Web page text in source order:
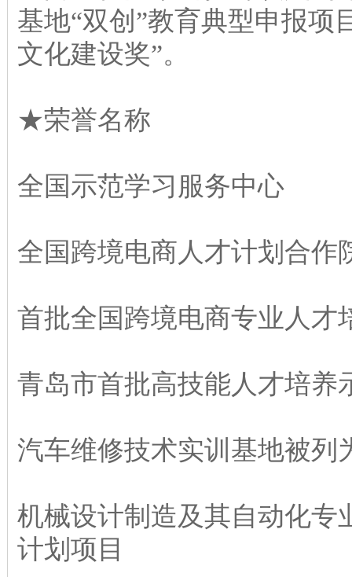
基地“双创”教育典型申报项
文化建设奖”。
★荣誉名称
全国示范学习服务中心
全国跨境电商人才计划合作
首批全国跨境电商专业人才
青岛市首批高技能人才培养
汽车维修技术实训基地被列
机械设计制造及其自动化专
计划项目